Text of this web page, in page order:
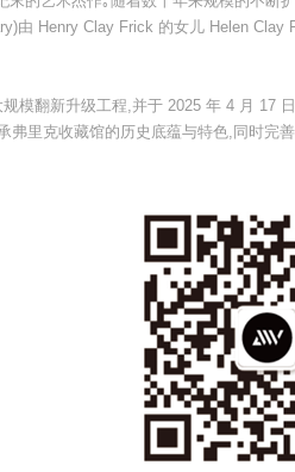
由 Henry Clay Frick 的女儿 Helen
模翻新升级工程,并于 2025 年 4 月 17
弗里克收藏馆的历史底蕴与特色,同时完